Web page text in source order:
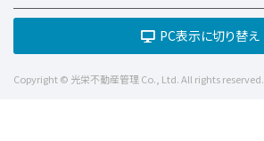
PC表示に切り替え
Copyright © 光栄不動産管理 Co., Ltd. All rights reserved.